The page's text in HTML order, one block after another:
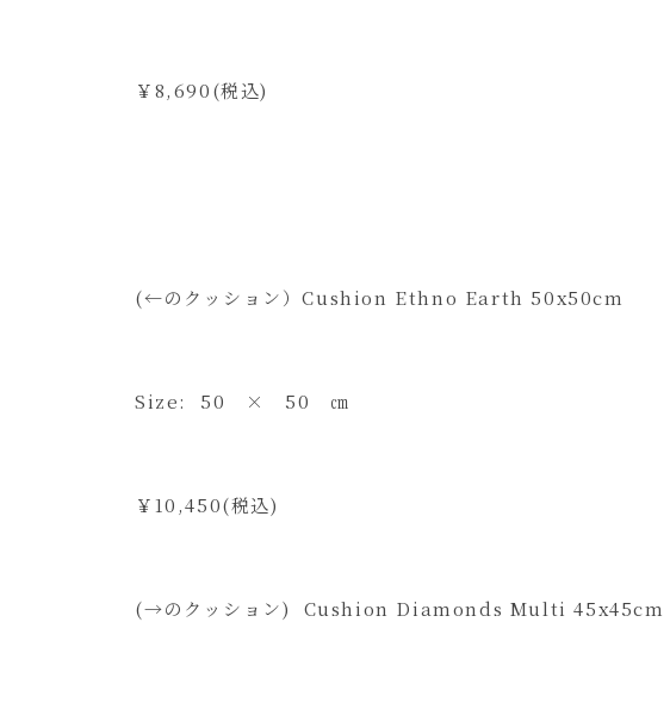
￥8,690(税込)
(←のクッション）Cushion Ethno Earth 50x50cm
Size: 50 × 50 ㎝
￥10,450(税込)
(→のクッション) Cushion Diamonds Multi 45x45cm